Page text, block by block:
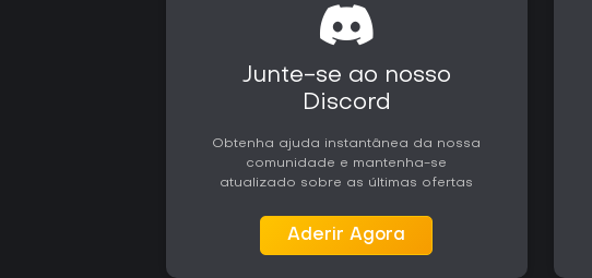
Junte-se ao nosso
Discord
Obtenha ajuda instantânea da nossa
comunidade e mantenha-se
atualizado sobre as últimas ofertas
Aderir Agora